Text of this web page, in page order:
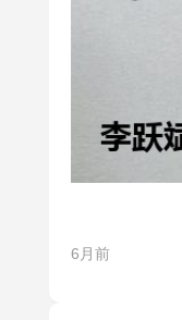
6月前